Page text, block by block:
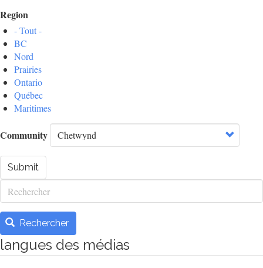
Region
- Tout -
BC
Nord
Prairies
Ontario
Québec
Maritimes
Community
Submit
Rechercher
Rechercher
langues des médias